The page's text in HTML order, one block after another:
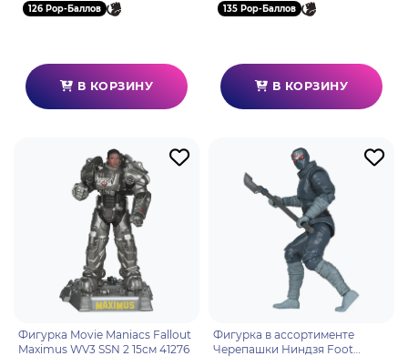
126 Pop-Баллов
В КОРЗИНУ
135 Pop-Баллов
В КОРЗИНУ
Фигурка Movie Maniacs Fallout
Maximus WV3 SSN 2 15см 41276
Фигурка в ассортименте
Черепашки Ниндзя Foot